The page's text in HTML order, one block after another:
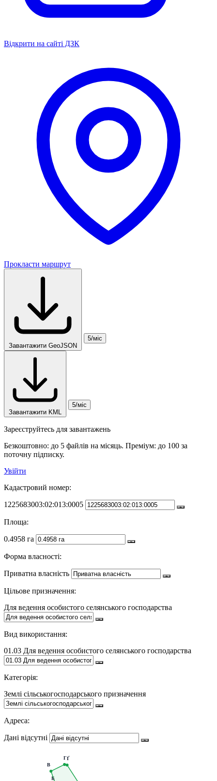
Відкрити на сайті ДЗК
Прокласти маршрут
Завантажити GeoJSON
5/міс
Завантажити KML
5/міс
Зареєструйтесь для завантажень
Безкоштовно: до 5 файлів на місяць. Преміум: до 100 за
поточну підписку.
Увійти
Кадастровий номер:
1225683003:02:013:0005
Площа:
0.4958 га
Форма власності:
Приватна власність
Цільове призначення:
Для ведення особистого селянського господарства
Вид використання:
01.03 Для ведення особистого селянського господарства
Категорія:
Землі сільськогосподарського призначення
Адреса:
Дані відсутні
Б
В
ГҐ